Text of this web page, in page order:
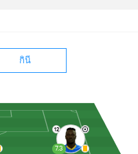
กินี
12
7.3